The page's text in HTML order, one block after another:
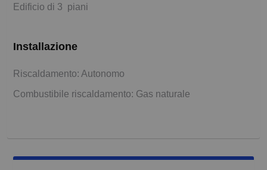
Edificio di 3 piani
Installazione
Riscaldamento: Autonomo
Combustibile riscaldamento: Gas naturale